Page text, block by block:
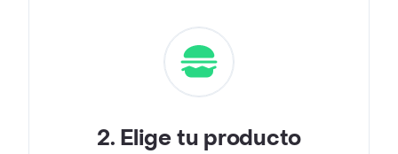
2. Elige tu producto